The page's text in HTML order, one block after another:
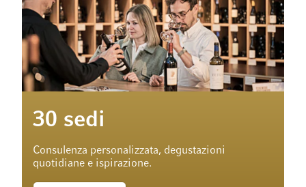
30 sedi
Consulenza personalizzata, degustazioni
quotidiane e ispirazione.